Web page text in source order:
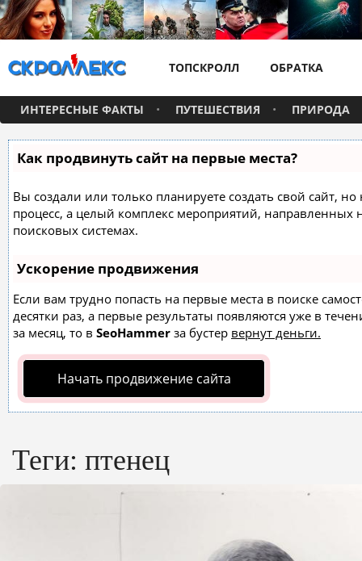
ТОПСКРОЛЛ ОБРАТКА
ИНТЕРЕСНЫЕ ФАКТЫ ПУТЕШЕСТВИЯ ПРИРОДА
Как продвинуть сайт на первые места?
Вы создали или только планируете создать свой сайт,
процесс, а целый комплекс мероприятий,
поисковых системах.
Ускорение продвижения
Если вам трудно попасть на первые места в поиске
десятки раз, а первые результаты появляются уже в
за месяц, то в SeoHammer за бустер вернут деньги.
Начать продвижение сайта
Теги: птенец